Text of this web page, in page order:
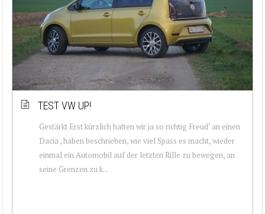
TEST VW UP!
Gestärkt Erst kürzlich hatten wir ja so richtig Freud‘ an einen
Dacia , haben beschrieben, wie viel Spass es macht, wieder
einmal ein Automobil auf der letzten Rille zu bewegen, an
seine Grenzen zu k...